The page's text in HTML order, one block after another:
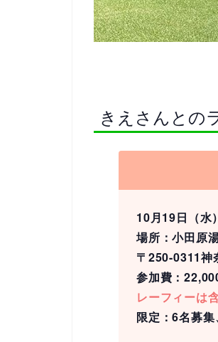
きえさんとの
10月19日（
場所：小田原
〒250-0311神
参加費：
レーフィーは
限定：6名募